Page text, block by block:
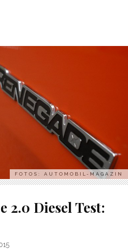
FOTOS: AUTOMOBIL-MAGAZIN
2.0 Diesel Test: